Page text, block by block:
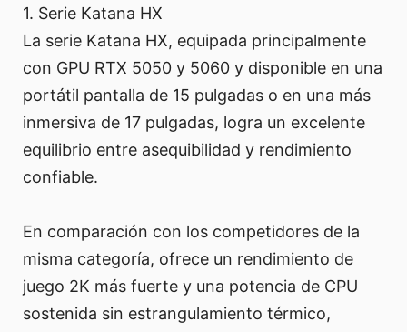
1. Serie Katana HX
La serie Katana HX, equipada principalmente
con GPU RTX 5050 y 5060 y disponible en una
portátil pantalla de 15 pulgadas o en una más
inmersiva de 17 pulgadas, logra un excelente
equilibrio entre asequibilidad y rendimiento
confiable.
En comparación con los competidores de la
misma categoría, ofrece un rendimiento de
juego 2K más fuerte y una potencia de CPU
sostenida sin estrangulamiento térmico,